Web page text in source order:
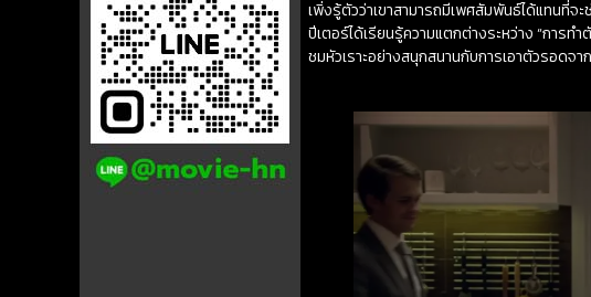
เพิ่งรู้ตัวว่าเขาสามารถมีเพศสัมพันธ์ได้แทนที่
ปีเตอร์ได้เรียนรู้ความแตกต่างระหว่าง “การท
ชมหัวเราะอย่างสนุกสนานกับการเอาตัวรอดจ